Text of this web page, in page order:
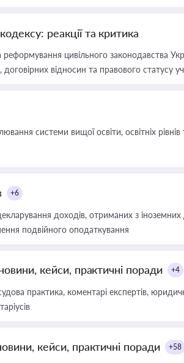
реакції та критика
цивільного законодавства
відносин та правового статусу
системи вищої освіти, освітніх рівнів
+6
доходів, отриманих з
подвійного оподаткування
кейси, практичні поради +4
практика, коментарі експертів,
кейси, практичні поради +58